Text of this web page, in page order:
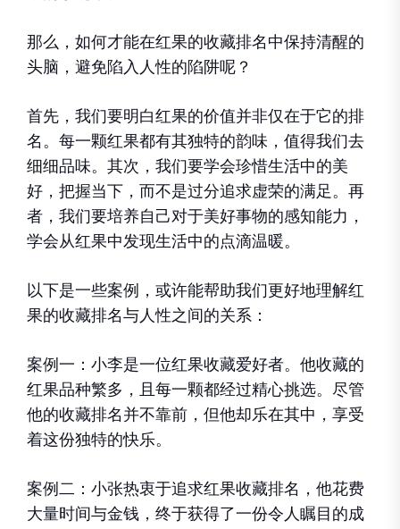
那么，如何才能在红果的收藏排名中保持清醒的
头脑，避免陷入人性的陷阱呢？
首先，我们要明白红果的价值并非仅在于它的排
名。每一颗红果都有其独特的韵味，值得我们去
细细品味。其次，我们要学会珍惜生活中的美
好，把握当下，而不是过分追求虚荣的满足。再
者，我们要培养自己对于美好事物的感知能力，
学会从红果中发现生活中的点滴温暖。
以下是一些案例，或许能帮助我们更好地理解红
果的收藏排名与人性之间的关系：
案例一：小李是一位红果收藏爱好者。他收藏的
红果品种繁多，且每一颗都经过精心挑选。尽管
他的收藏排名并不靠前，但他却乐在其中，享受
着这份独特的快乐。
案例二：小张热衷于追求红果收藏排名，他花费
大量时间与金钱，终于获得了一份令人瞩目的成